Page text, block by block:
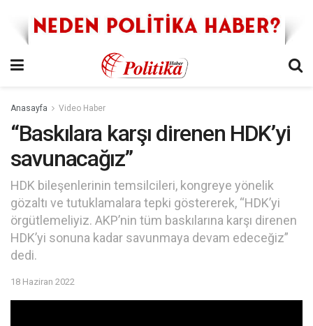
Anasayfa Video Haber
“Baskılara karşı direnen HDK’yi
savunacağız”
HDK bileşenlerinin temsilcileri, kongreye yönelik
gözaltı ve tutuklamalara tepki göstererek, “HDK’yi
örgütlemeliyiz. AKP’nin tüm baskılarına karşı direnen
HDK’yi sonuna kadar savunmaya devam edeceğiz”
dedi.
18 Haziran 2022